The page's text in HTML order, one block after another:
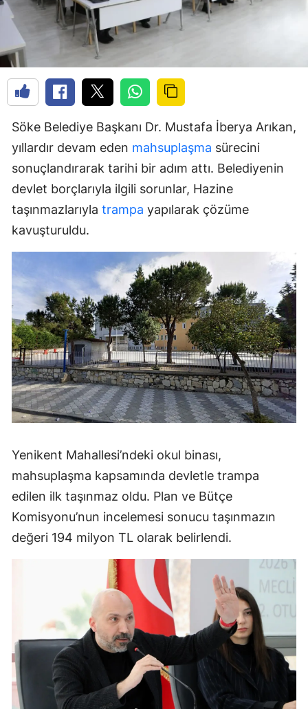
Söke Belediye Başkanı Dr. Mustafa İberya Arıkan,
yıllardır devam eden mahsuplaşma sürecini
sonuçlandırarak tarihi bir adım attı. Belediyenin
devlet borçlarıyla ilgili sorunlar, Hazine
taşınmazlarıyla trampa yapılarak çözüme
kavuşturuldu.
Yenikent Mahallesi’ndeki okul binası,
mahsuplaşma kapsamında devletle trampa
edilen ilk taşınmaz oldu. Plan ve Bütçe
Komisyonu’nun incelemesi sonucu taşınmazın
değeri 194 milyon TL olarak belirlendi.